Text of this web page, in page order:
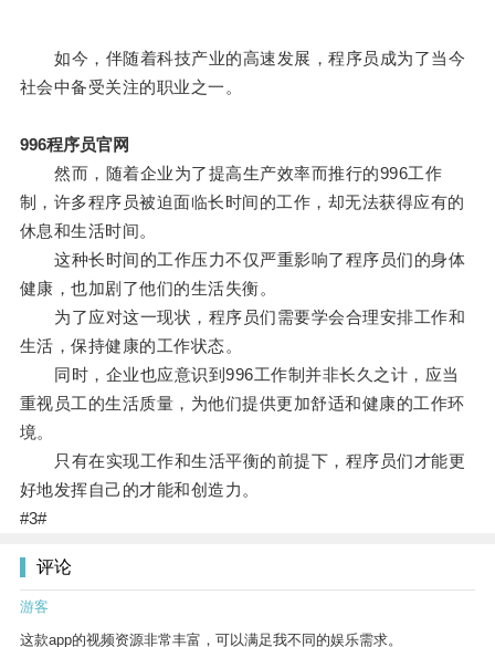
如今，伴随着科技产业的高速发展，程序员成为了当今
社会中备受关注的职业之一。
996程序员官网
然而，随着企业为了提高生产效率而推行的996工作
制，许多程序员被迫面临长时间的工作，却无法获得应有的
休息和生活时间。
这种长时间的工作压力不仅严重影响了程序员们的身体
健康，也加剧了他们的生活失衡。
为了应对这一现状，程序员们需要学会合理安排工作和
生活，保持健康的工作状态。
同时，企业也应意识到996工作制并非长久之计，应当
重视员工的生活质量，为他们提供更加舒适和健康的工作环
境。
只有在实现工作和生活平衡的前提下，程序员们才能更
好地发挥自己的才能和创造力。
#3#
评论
游客
这款app的视频资源非常丰富，可以满足我不同的娱乐需求。